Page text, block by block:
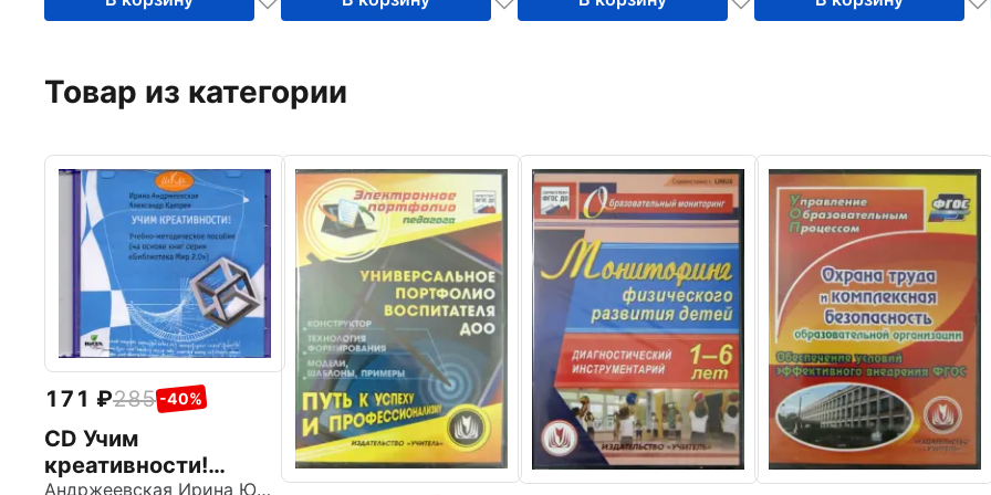
Товар из категории
171 285 -40%
CD Учим
креативности!
Андржеевская Ирина Юрьевна